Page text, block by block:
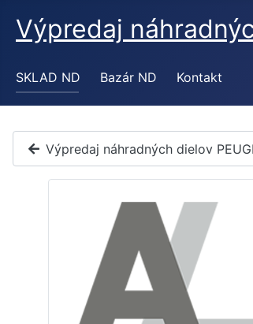
Výpredaj
SKLAD ND Bazár ND Kontakt
Výpredaj náhradných dielov